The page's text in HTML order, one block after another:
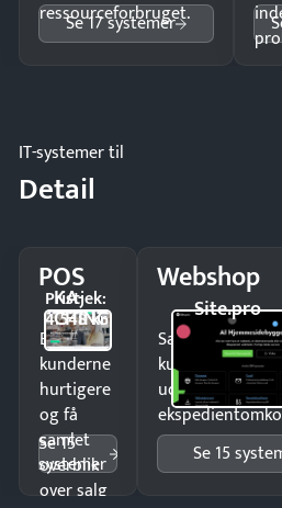
ressourceforbruget.
Se 17 systemer
IT-systemer til
Detail
POS
KA-
CHING
Pristjek:
4.548 kr
Ekspedér
kunderne
hurtigere
og få
samlet
overblik
over salg
Se 15
systemer
Webshop
Site.pro
Sælg produkter
kunder i hele
uden
Se 15